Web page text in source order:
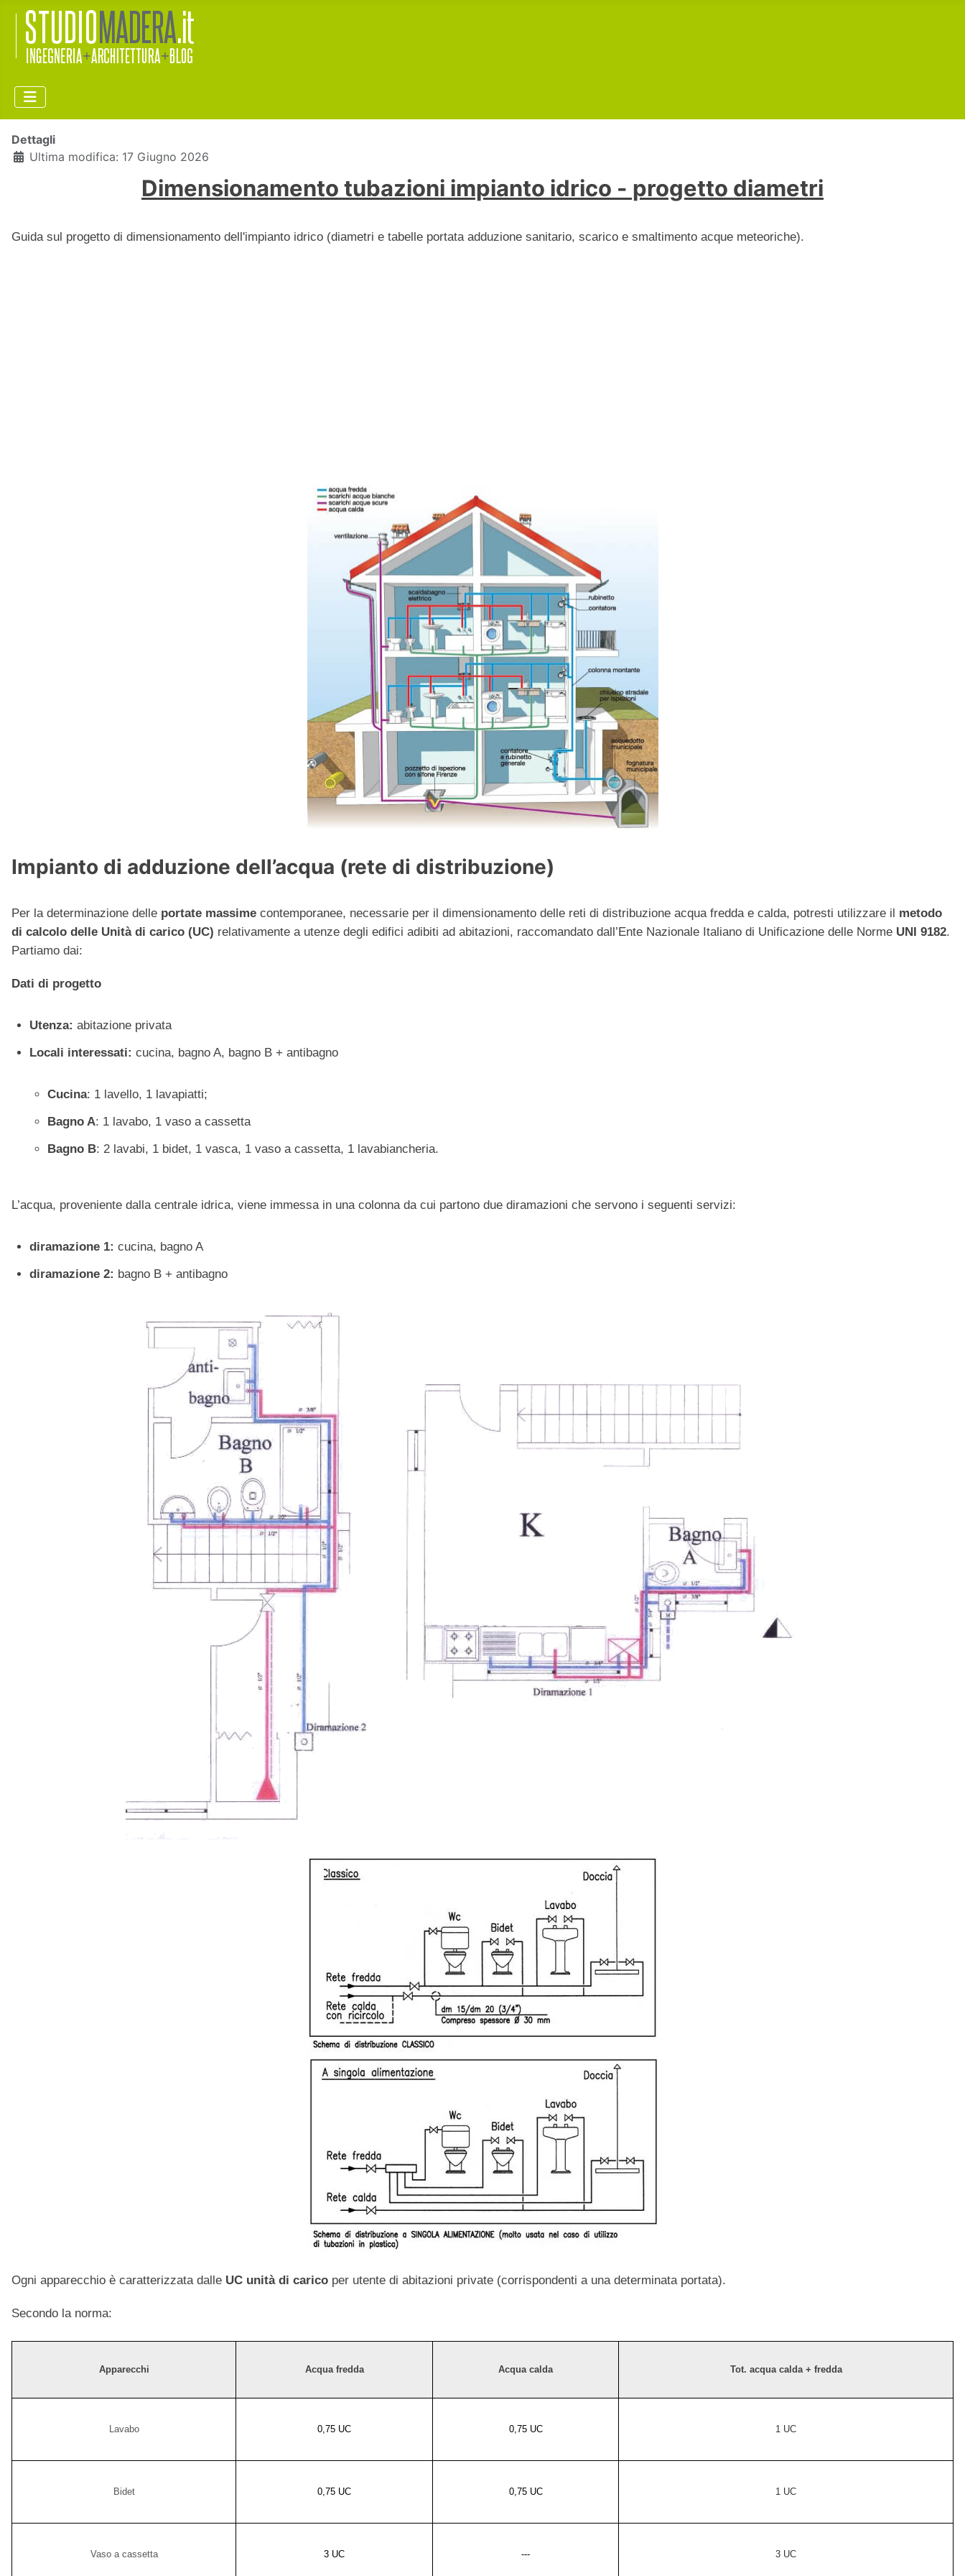
Dettagli
Ultima modifica: 17 Giugno 2026
Dimensionamento tubazioni impianto idrico - progetto diametri
Guida sul progetto di dimensionamento dell'impianto idrico (diametri e tabelle portata adduzione sanitario, scarico e smaltimento acque meteoriche).
Impianto di adduzione dell’acqua (rete di distribuzione)
Per la determinazione delle portate massime contemporanee, necessarie per il dimensionamento delle reti di distribuzione acqua fredda e calda, potresti utilizzare il metodo
di calcolo delle Unità di carico (UC) relativamente a utenze degli edifici adibiti ad abitazioni, raccomandato dall’Ente Nazionale Italiano di Unificazione delle Norme UNI 9182.
Partiamo dai:
Dati di progetto
Utenza: abitazione privata
Locali interessati: cucina, bagno A, bagno B + antibagno
Cucina: 1 lavello, 1 lavapiatti;
Bagno A: 1 lavabo, 1 vaso a cassetta
Bagno B: 2 lavabi, 1 bidet, 1 vasca, 1 vaso a cassetta, 1 lavabiancheria.
L’acqua, proveniente dalla centrale idrica, viene immessa in una colonna da cui partono due diramazioni che servono i seguenti servizi:
diramazione 1: cucina, bagno A
diramazione 2: bagno B + antibagno
Ogni apparecchio è caratterizzata dalle UC unità di carico per utente di abitazioni private (corrispondenti a una determinata portata).
Secondo la norma:
Apparecchi Acqua fredda Acqua calda Tot. acqua calda + fredda
Lavabo 0,75 UC 0,75 UC 1 UC
Bidet 0,75 UC 0,75 UC 1 UC
Vaso a cassetta 3 UC --- 3 UC